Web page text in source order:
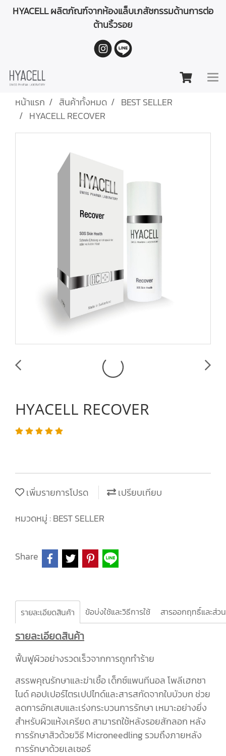
HYACELL ผลิตภัณฑ์จากห้องแล็บเภสัชกรรมด้านการต่อ
ต้านริ้วรอย
หน้าแรก สินค้าทั้งหมด
BEST SELLER
HYACELL RECOVER
HYACELL RECOVER
เพิ่มรายการโปรด
เปรียบเทียบ
หมวดหมู่ :BEST SELLER
Share
รายละเอียดสินค้า ข้อบ่งใช้และวิธีการใช้ สารออกฤทธิ์และส่ว
รายละเอียดสินค้า
ฟื้นฟูผิวอย่างรวดเร็วจากการถูกทำร้าย
สรรพคุณรักษาและฆ่าเชื้อ เด็กซ์แพนทีนอล โพลีเฮกซา
ไนด์ คอปเปอร์ไตรเปปไทด์และสารสกัดจากใบบัวบก ช่วย
ลดการอักเสบและเร่งกระบวนการรักษา เหมาะอย่างยิ่ง
สำหรับผิวแห้งเครียด สามารถใช้หลังรอยสักลอก หลัง
การรักษาสิวด้วยวิธี Microneedling รวมถึงภายหลัง
การรักษาด้วยเลเซอร์